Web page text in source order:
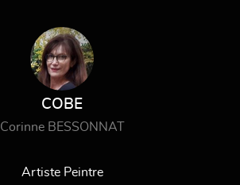
COBE
Corinne BESSONNAT
Artiste Peintre